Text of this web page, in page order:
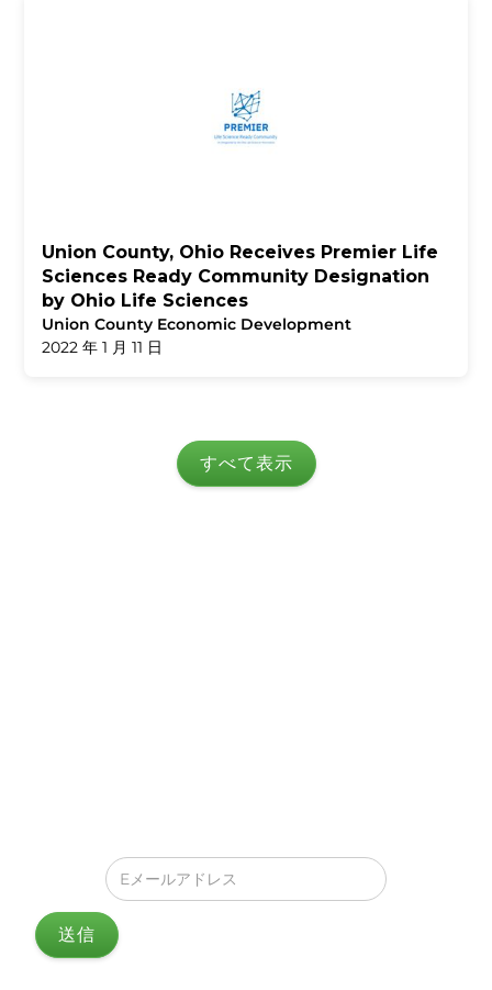
Union County, Ohio Receives Premier Life
Sciences Ready Community Designation
by Ohio Life Sciences
Union County Economic Development
2022 年 1 月 11 日
すべて表示